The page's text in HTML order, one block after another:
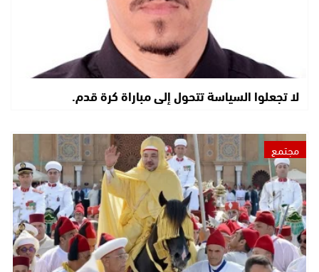
لا تجعلوا السياسة تتحول إلى مباراة كرة قدم.
مجتمع